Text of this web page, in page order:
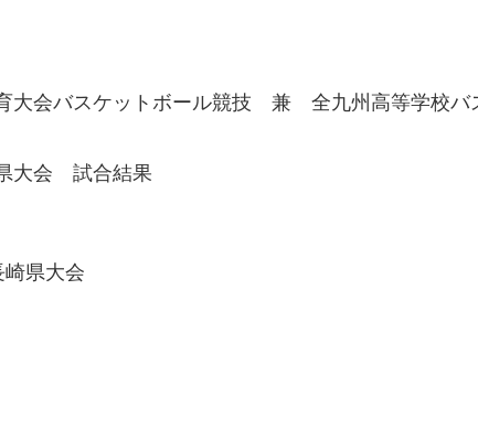
大会バスケットボール競技 兼 全九州高等学校バ
大会 試合結果
県大会